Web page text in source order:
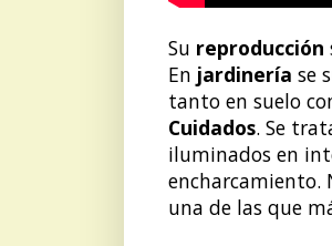
Su reproducción
En jardinería se
tanto en suelo
Cuidados. Se
iluminados en
encharcamiento.
una de las que